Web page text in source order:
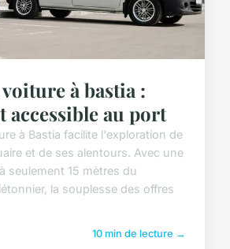
à bastia :
accessible au port
à Bastia facilite l'exploration de
et de ses alentours. Avec une
seulement 15 mètres du
la souplesse des offres
10 min de lecture →